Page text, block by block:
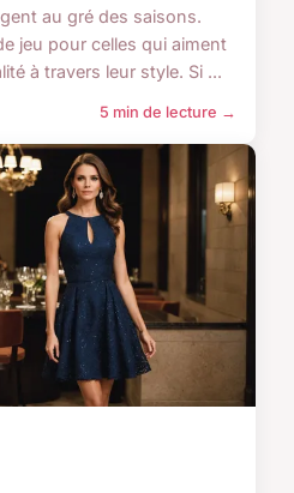
au gré des saisons.
jeu pour celles qui aiment
à travers leur style. Si ...
5 min de lecture →